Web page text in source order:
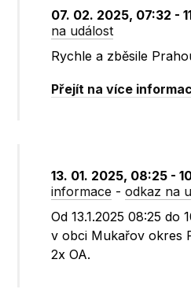
07. 02. 2025, 07:32 -
na událost
Rychle a zběsile
Přejít na více
13. 01. 2025, 08:25 -
informace -odkaz na
Od 13.1.2025 08:25 do
v obci Mukařov okres
2x OA.